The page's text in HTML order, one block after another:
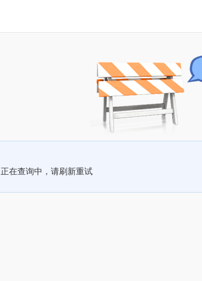
正在查询中，请刷新重试